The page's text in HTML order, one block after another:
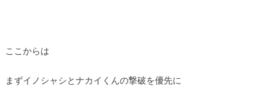
ここからは
まずイノシャシとナカイくんの撃破を優先に